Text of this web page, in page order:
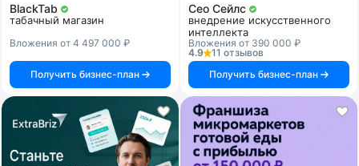
BlackTab
табачный магазин
Вложения от 4 497 000 ₽
Получить бизнес-план
Сео Сейлс
внедрение искусственного
интеллекта
Вложения от 390 000 ₽
4.9
11 отзывов
Получить бизнес-план